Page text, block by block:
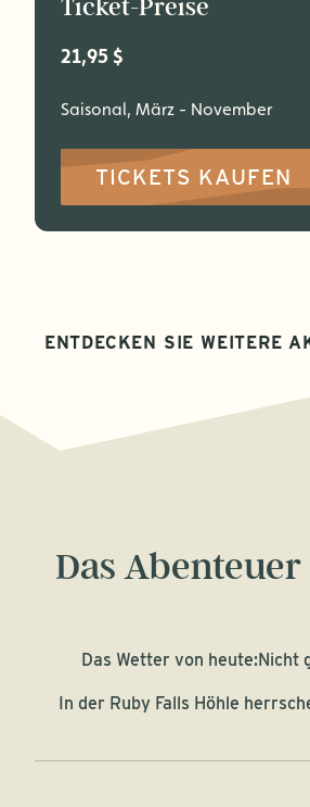
Ticket-Preise
21,95 $
Saisonal, März - November
TICKETS KAUFEN
ENTDECKEN SIE WEITERE
Das
Das Wetter von heute:Nicht
In der Ruby Falls Höhle